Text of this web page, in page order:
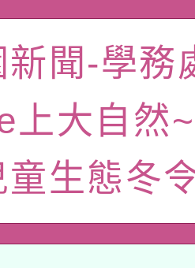
養講師名單
容與教學軟
委員會函釋公
陸應申請許可
部水利署委託
究院辦理「
單位及節水達
22日(星期六
廟祈福系列
年度第2次
新聞-學務
上大自然
童生態冬